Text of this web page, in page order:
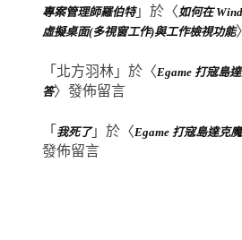
專案管理師羅伯特」於〈 如何在
虛擬桌面(多視窗工作)與工作檢視功能
「 北方羽林 」於〈Egame 打寇島
答〉發佈留言
「 我死了」於〈Egame 打寇島達克
發佈留言